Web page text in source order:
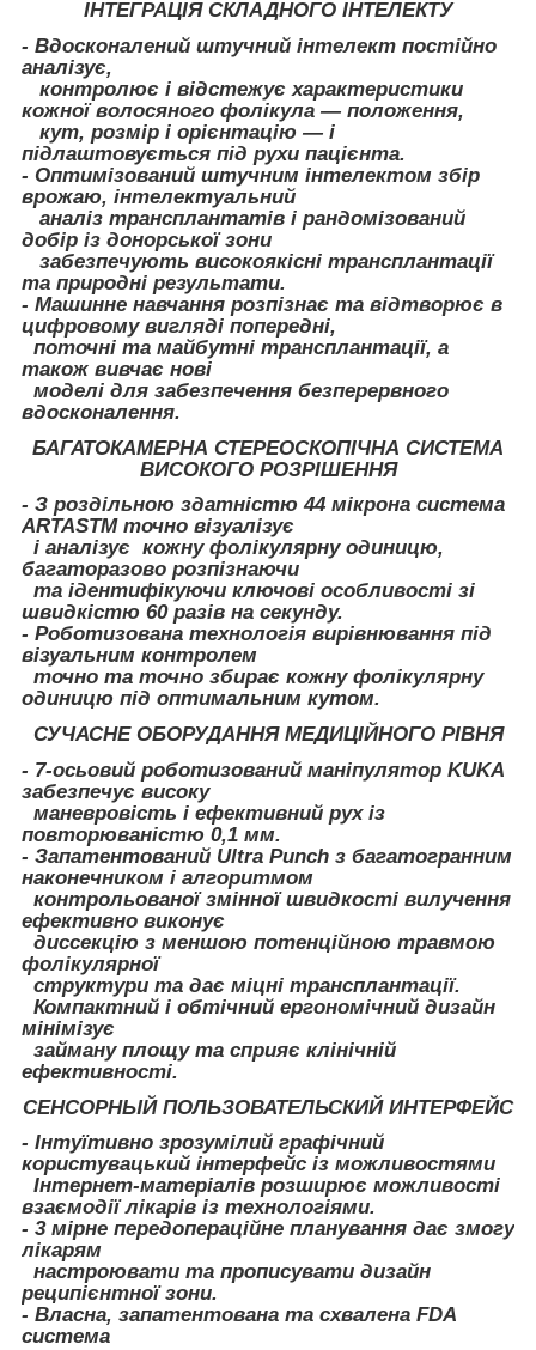
ІНТЕГРАЦІЯ СКЛАДНОГО ІНТЕЛЕКТУ
- Вдосконалений штучний інтелект постійно
аналізує,
контролює і відстежує характеристики
кожної волосяного фолікула — положення,
кут, розмір і орієнтацію — і
підлаштовується під рухи пацієнта.
- Оптимізований штучним інтелектом збір
врожаю, інтелектуальний
аналіз трансплантатів і рандомізований
добір із донорської зони
забезпечують високоякісні трансплантації
та природні результати.
- Машинне навчання розпізнає та відтворює в
цифровому вигляді попередні,
поточні та майбутні трансплантації, а
також вивчає нові
моделі для забезпечення безперервного
вдосконалення.
БАГАТОКАМЕРНА СТЕРЕОСКОПІЧНА СИСТЕМА
ВИСОКОГО РОЗРІШЕННЯ
- З роздільною здатністю 44 мікрона система
ARTASTM точно візуалізує
і аналізує кожну фолікулярну одиницю,
багаторазово розпізнаючи
та ідентифікуючи ключові особливості зі
швидкістю 60 разів на секунду.
- Роботизована технологія вирівнювання під
візуальним контролем
точно та точно збирає кожну фолікулярну
одиницю під оптимальним кутом.
СУЧАСНЕ ОБОРУДАННЯ МЕДИЦІЙНОГО РІВНЯ
- 7-осьовий роботизований маніпулятор KUKA
забезпечує високу
маневровість і ефективний рух із
повторюваністю 0,1 мм.
- Запатентований Ultra Punch з багатогранним
наконечником і алгоритмом
контрольованої змінної швидкості вилучення
ефективно виконує
диссекцію з меншою потенційною травмою
фолікулярної
структури та дає міцні трансплантації.
Компактний і обтічний ергономічний дизайн
мінімізує
займану площу та сприяє клінічній
ефективності.
СЕНСОРНЫЙ ПОЛЬЗОВАТЕЛЬСКИЙ ИНТЕРФЕЙС
- Інтуїтивно зрозумілий графічний
користувацький інтерфейс із можливостями
Інтернет-матеріалів розширює можливості
взаємодії лікарів із технологіями.
- 3 мірне передопераційне планування дає змогу
лікарям
настроювати та прописувати дизайн
реципієнтної зони.
- Власна, запатентована та схвалена FDA
система